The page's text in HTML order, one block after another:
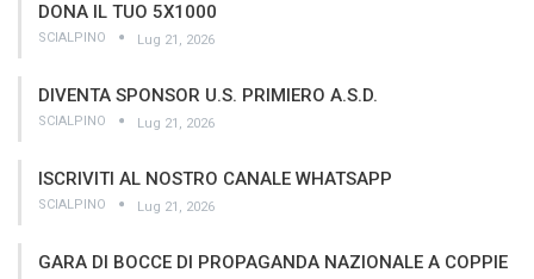
DONA IL TUO 5X1000
SCIALPINO Lug 21, 2026
DIVENTA SPONSOR U.S. PRIMIERO A.S.D.
SCIALPINO Lug 21, 2026
ISCRIVITI AL NOSTRO CANALE WHATSAPP
SCIALPINO Lug 21, 2026
GARA DI BOCCE DI PROPAGANDA NAZIONALE A COPPIE